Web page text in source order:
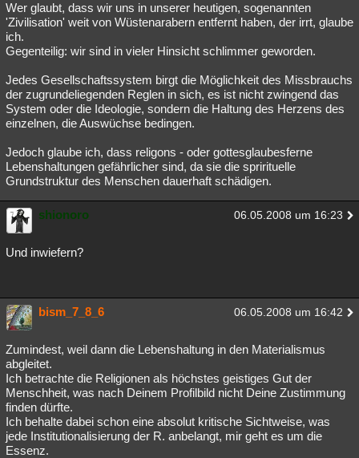
Wer glaubt, dass wir uns in unserer heutigen, sogenannten
'Zivilisation' weit von Wüstenarabern entfernt haben, der irrt, glaube
ich.
Gegenteilig: wir sind in vieler Hinsicht schlimmer geworden.
Jedes Gesellschaftssystem birgt die Möglichkeit des Missbrauchs
der zugrundeliegenden Reglen in sich, es ist nicht zwingend das
System oder die Ideologie, sondern die Haltung des Herzens des
einzelnen, die Auswüchse bedingen.
Jedoch glaube ich, dass religons - oder gottesglaubesferne
Lebenshaltungen gefährlicher sind, da sie die sprirituelle
Grundstruktur des Menschen dauerhaft schädigen.
shionoro 06.05.2008 um 16:23
Und inwiefern?
bism_7_8_6 06.05.2008 um 16:42
Zumindest, weil dann die Lebenshaltung in den Materialismus
abgleitet.
Ich betrachte die Religionen als höchstes geistiges Gut der
Menschheit, was nach Deinem Profilbild nicht Deine Zustimmung
finden dürfte.
Ich behalte dabei schon eine absolut kritische Sichtweise, was
jede Institutionalisierung der R. anbelangt, mir geht es um die
Essenz.